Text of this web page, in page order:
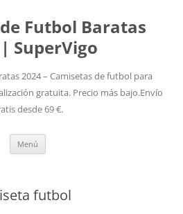
Futbol Baratas
SuperVigo
2024 – Camisetas de futbol para
gratuita. Precio más bajo.Envío
desde 69 €.
Menú
futbol